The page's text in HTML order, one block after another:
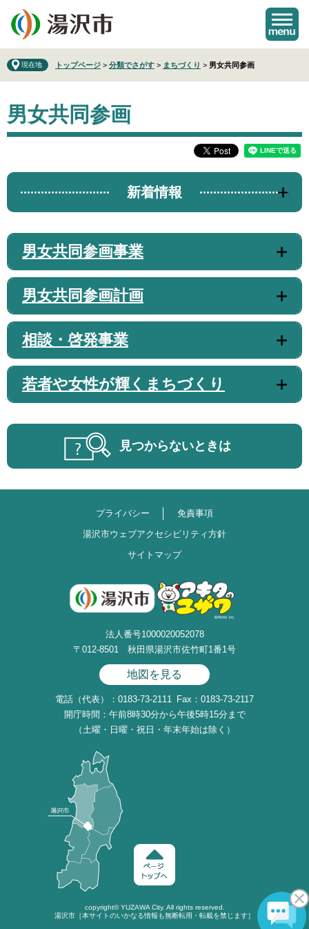
の
先
頭
。
ー
を
飛
て
本
現在地 トップページ > 分類でさがす > まちづくり > 男女共同参画
文
男女共同参画
新着情報
男女共同参画事業
男女共同参画計画
相談・啓発事業
若者や女性が輝くまちづくり
見つからないときは
プライバシー
免責事項
湯沢市ウェブアクセシビリティ方針
サイトマップ
法人番号1000020052078
〒012-8501 秋田県湯沢市佐竹町1番1号
地図を見る
電話（代表）：0183-73-2111 Fax：0183-73-2117
開庁時間：午前8時30分から午後5時15分まで
（土曜・日曜・祝日・年末年始は除く）
copyright©YUZAWACity. All rights reserved.
湯沢市［本サイトのいかなる情報も無断転用・転載を禁じます］